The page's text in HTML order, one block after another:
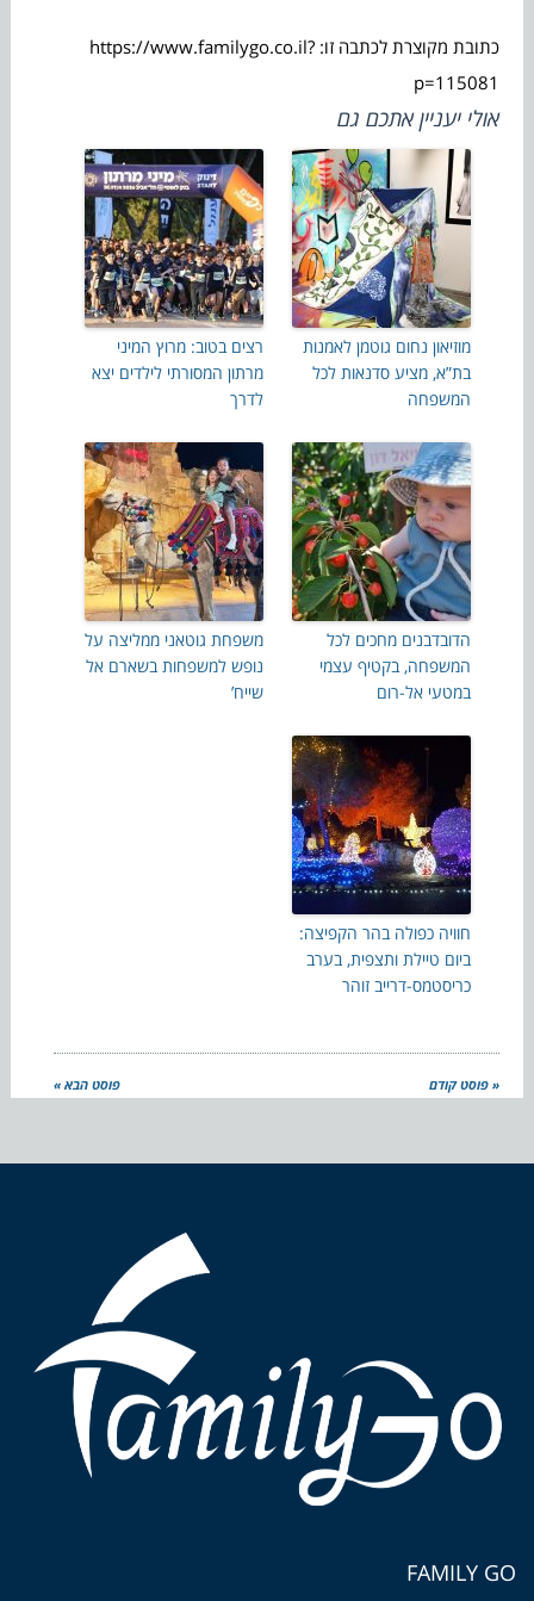
כתובת מקוצרת לכתבה זו: https://www.familygo.co.il?
p=115081
אולי יעניין אתכם גם
מוזיאון נחום גוטמן לאמנות
בת”א, מציע סדנאות לכל
המשפחה
רצים בטוב: מרוץ המיני
מרתון המסורתי לילדים יצא
לדרך
הדובדבנים מחכים לכל
המשפחה, בקטיף עצמי
במטעי אל-רום
משפחת גוטאני ממליצה על
נופש למשפחות בשארם אל
שייח’
חוויה כפולה בהר הקפיצה:
ביום טיילת ותצפית, בערב
כריסטמס-דרייב זוהר
« פוסט קודם פוסט הבא »
FAMILY GO